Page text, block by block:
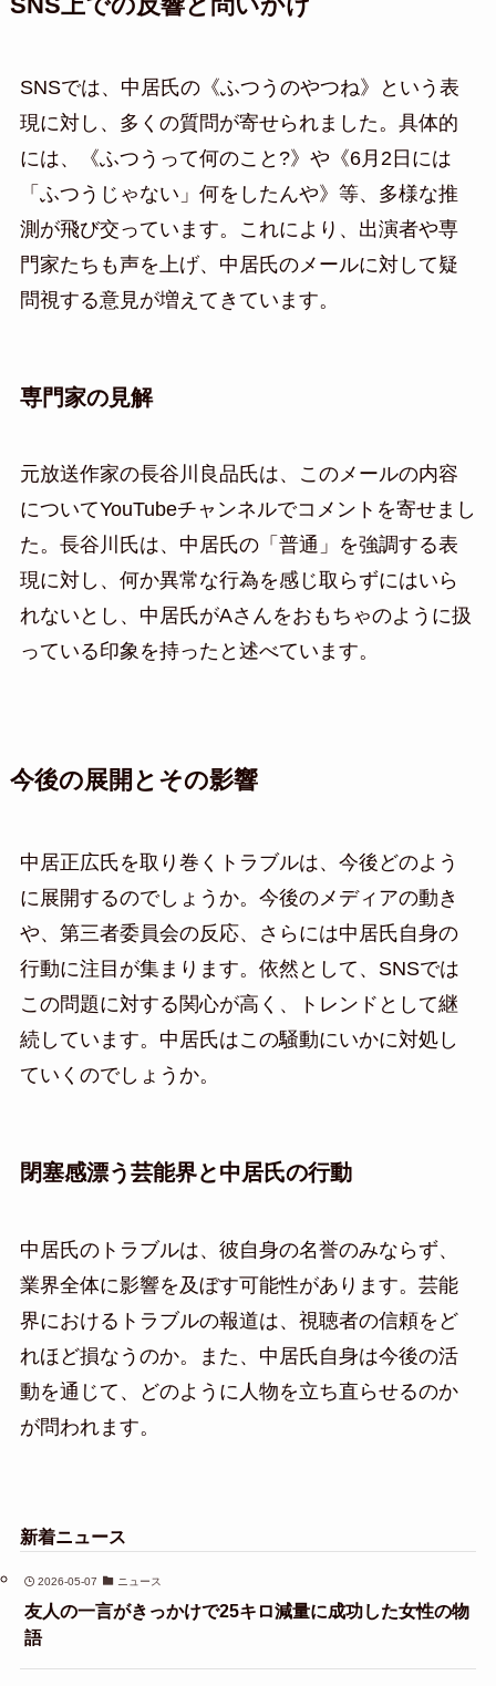
SNSでは、中居氏の《ふつうのやつね》という表
現に対し、多くの質問が寄せられました。具体的
には、《ふつうって何のこと?》や《6月2日には
「ふつうじゃない」何をしたんや》等、多様な推
測が飛び交っています。これにより、出演者や専
門家たちも声を上げ、中居氏のメールに対して疑
問視する意見が増えてきています。
専門家の見解
元放送作家の長谷川良品氏は、このメールの内容
についてYouTubeチャンネルでコメントを寄せまし
た。長谷川氏は、中居氏の「普通」を強調する表
現に対し、何か異常な行為を感じ取らずにはいら
れないとし、中居氏がAさんをおもちゃのように扱
っている印象を持ったと述べています。
今後の展開とその影響
中居正広氏を取り巻くトラブルは、今後どのよう
に展開するのでしょうか。今後のメディアの動き
や、第三者委員会の反応、さらには中居氏自身の
行動に注目が集まります。依然として、SNSでは
この問題に対する関心が高く、トレンドとして継
続しています。中居氏はこの騒動にいかに対処し
ていくのでしょうか。
閉塞感漂う芸能界と中居氏の行動
中居氏のトラブルは、彼自身の名誉のみならず、
業界全体に影響を及ぼす可能性があります。芸能
界におけるトラブルの報道は、視聴者の信頼をど
れほど損なうのか。また、中居氏自身は今後の活
動を通じて、どのように人物を立ち直らせるのか
が問われます。
新着ニュース
2026-05-07 ニュース
友人の一言がきっかけで25キロ減量に成功した女性の物
語